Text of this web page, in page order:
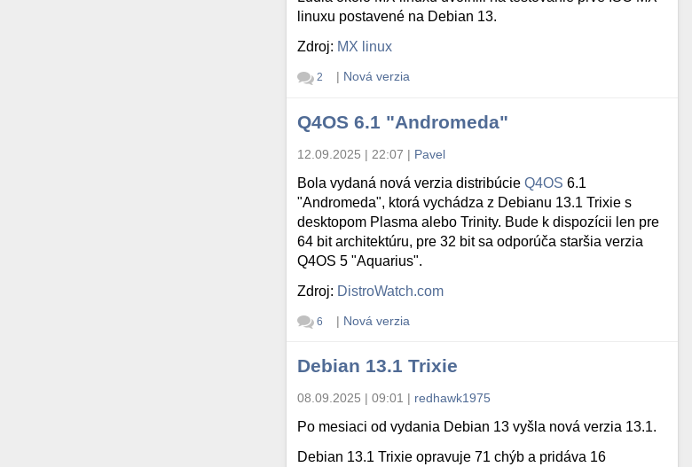
linuxu postavené na Debian 13.
Zdroj: MX linux
2 | Nová verzia
Q4OS 6.1 "Andromeda"
12.09.2025 | 22:07 | Pavel
Bola vydaná nová verzia distribúcieQ4OS 6.1
"Andromeda", ktorá vychádza z Debianu 13.1 Trixie s
desktopom Plasma alebo Trinity. Bude k dispozícii len pre
64 bit architektúru, pre 32 bit sa odporúča staršia verzia
Q4OS 5 "Aquarius".
Zdroj: DistroWatch.com
6 | Nová verzia
Debian 13.1 Trixie
08.09.2025 | 09:01 | redhawk1975
Po mesiaci od vydania Debian 13 vyšla nová verzia 13.1.
Debian 13.1 Trixie opravuje 71 chýb a pridáva 16